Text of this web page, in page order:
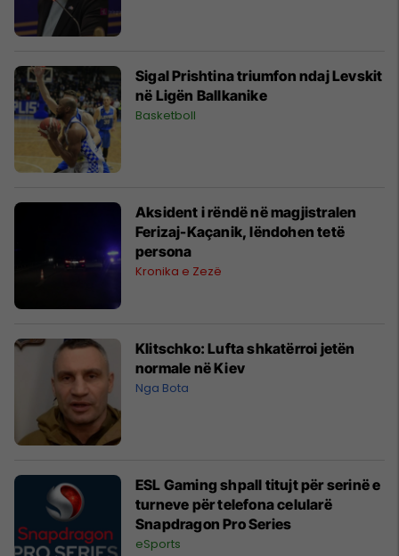
Sigal Prishtina triumfon ndaj Levskit
në Ligën Ballkanike
Basketboll
Aksident i rëndë në magjistralen
Ferizaj-Kaçanik, lëndohen tetë
persona
Kronika e Zezë
Klitschko: Lufta shkatërroi jetën
normale në Kiev
Nga Bota
ESL Gaming shpall titujt për serinë e
turneve për telefona celularë
Snapdragon Pro Series
eSports